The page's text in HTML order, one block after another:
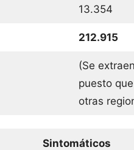
13.354
212.915
(Se
puesto
otras
Sintomáticos